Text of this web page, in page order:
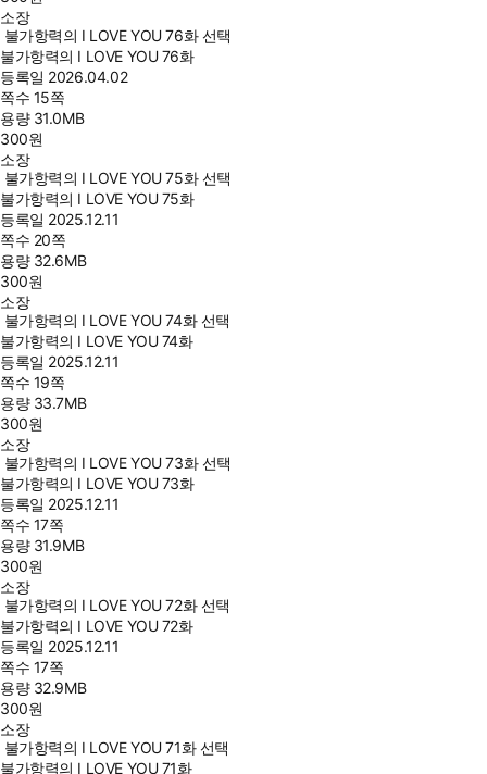
소장
불가항력의 I LOVE YOU 76화 선택
불가항력의 I LOVE YOU 76화
등록일 2026.04.02
쪽수 15쪽
용량 31.0MB
300원
소장
불가항력의 I LOVE YOU 75화 선택
불가항력의 I LOVE YOU 75화
등록일 2025.12.11
쪽수 20쪽
용량 32.6MB
300원
소장
불가항력의 I LOVE YOU 74화 선택
불가항력의 I LOVE YOU 74화
등록일 2025.12.11
쪽수 19쪽
용량 33.7MB
300원
소장
불가항력의 I LOVE YOU 73화 선택
불가항력의 I LOVE YOU 73화
등록일 2025.12.11
쪽수 17쪽
용량 31.9MB
300원
소장
불가항력의 I LOVE YOU 72화 선택
불가항력의 I LOVE YOU 72화
등록일 2025.12.11
쪽수 17쪽
용량 32.9MB
300원
소장
불가항력의 I LOVE YOU 71화 선택
불가항력의 I LOVE YOU 71화